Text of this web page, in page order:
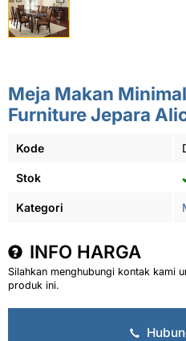
Meja Makan
Furniture Jepara
Kode
Stok
Kategori
INFO HARGA
Silahkan menghubungi kontak kami
produk ini.